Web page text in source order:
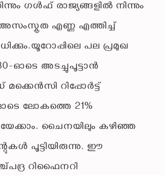
ഗൾഫ് രാജ്യങ്ങളിൽ നിന്നും
അസംസ്കൃത എണ്ണ എത്തിച്ച്
പല പ്രമുഖ
ഓടെ അടച്ചുപൂട്ടാൻ
റിപ്പോർട്ട്
ലോകത്തെ 21%
ചൈനയിലും കഴിഞ്ഞ
പൂട്ടിയിരുന്നു. ഈ
റിഫൈനറി